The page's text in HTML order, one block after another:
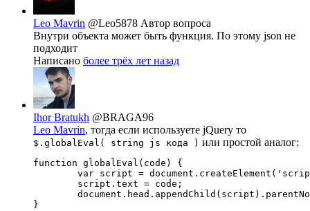
Leo Mavrin @Leo5878 Автор вопроса
Внутри объекта может быть функция. По этому json не
подходит
Написано более трёх лет назад
Ihor Bratukh @BRAGA96
Leo Mavrin, тогда если используете jQuery то
$.globalEval( string js кода ) или простой аналог:
function globalEval(code) {
}